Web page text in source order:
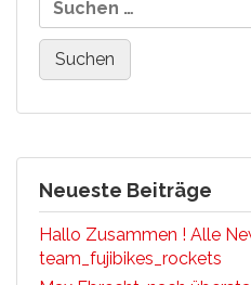
Neueste Beiträge
Hallo Zusammen ! Alle
team_fujibikes_rockets